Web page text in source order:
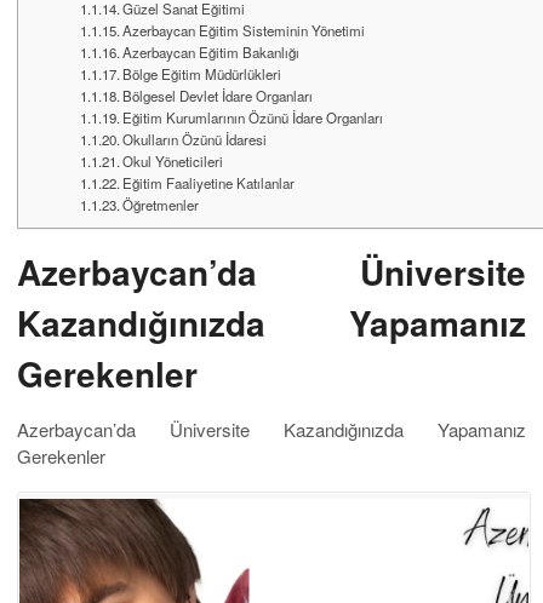
Güzel Sanat Eğitimi
Azerbaycan Eğitim Sisteminin Yönetimi
Azerbaycan Eğitim Bakanlığı
Bölge Eğitim Müdürlükleri
Bölgesel Devlet İdare Organları
Eğitim Kurumlarının Özünü İdare Organları
Okulların Özünü İdaresi
Okul Yöneticileri
Eğitim Faaliyetine Katılanlar
Öğretmenler
Azerbaycan’da Üniversite
Kazandığınızda Yapamanız
Gerekenler
Azerbaycan’da Üniversite Kazandığınızda Yapamanız
Gerekenler